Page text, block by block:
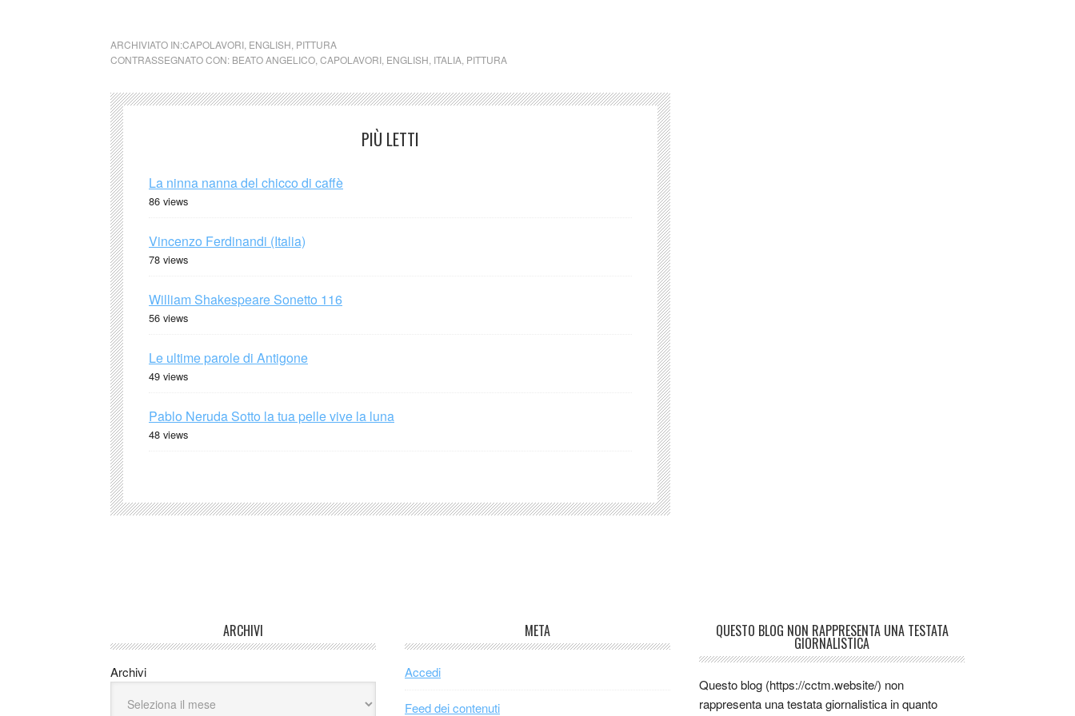
ARCHIVIATO IN:CAPOLAVORI ENGLISH PITTURA
CONTRASSEGNATO CON: BEATO ANGELICO CAPOLAVORI ENGLISH ITALIA PITTURA
PIÙ LETTI
La ninna nanna del chicco di caffè
86 views
Vincenzo Ferdinandi (Italia)
78 views
William Shakespeare Sonetto 116
56 views
Le ultime parole di Antigone
49 views
Pablo Neruda Sotto la tua pelle vive la luna
48 views
ARCHIVI
Archivi
META
Accedi
Feed dei contenuti
QUESTO BLOG NON RAPPRESENTA UNA TESTATA
GIORNALISTICA
Questo blog (https://cctm.website/) non
rappresenta una testata giornalistica in quanto